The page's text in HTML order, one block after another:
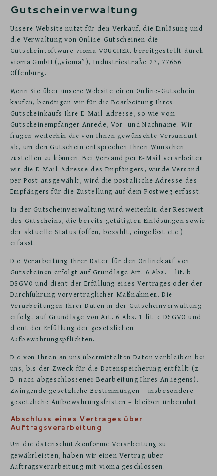
Gutscheinverwaltung
Unsere Website nutzt für den Verkauf, die Einlösung und
die Verwaltung von Online-Gutscheinen die
Gutscheinsoftware vioma VOUCHER, bereitgestellt durch
vioma GmbH („vioma”), Industriestraße 27, 77656
Offenburg.
Wenn Sie über unsere Website einen Online-Gutschein
kaufen, benötigen wir für die Bearbeitung Ihres
Gutscheinkaufs Ihre E-Mail-Adresse, so wie vom
Gutscheinempfänger Anrede, Vor- und Nachname. Wir
fragen weiterhin die von Ihnen gewünschte Versandart
ab, um den Gutschein entsprechen Ihren Wünschen
zustellen zu können. Bei Versand per E-Mail verarbeiten
wir die E-Mail-Adresse des Empfängers, wurde Versand
per Post ausgewählt, wird die postalische Adresse des
Empfängers für die Zustellung auf dem Postweg erfasst.
In der Gutscheinverwaltung wird weiterhin der Restwert
des Gutscheins, die bereits getätigten Einlösungen sowie
der aktuelle Status (offen, bezahlt, eingelöst etc.)
erfasst.
Die Verarbeitung Ihrer Daten für den Onlinekauf von
Gutscheinen erfolgt auf Grundlage Art. 6 Abs. 1 lit. b
DSGVO und dient der Erfüllung eines Vertrages oder der
Durchführung vorvertraglicher Maßnahmen. Die
Verarbeitungen Ihrer Daten in der Gutscheinverwaltung
erfolgt auf Grundlage von Art. 6 Abs. 1 lit. c DSGVO und
dient der Erfüllung der gesetzlichen
Aufbewahrungspflichten.
Die von Ihnen an uns übermittelten Daten verbleiben bei
uns, bis der Zweck für die Datenspeicherung entfällt (z.
B. nach abgeschlossener Bearbeitung Ihres Anliegens).
Zwingende gesetzliche Bestimmungen – insbesondere
gesetzliche Aufbewahrungsfristen – bleiben unberührt.
Abschluss eines Vertrages über
Auftragsverarbeitung
Um die datenschutzkonforme Verarbeitung zu
gewährleisten, haben wir einen Vertrag über
Auftragsverarbeitung mit vioma geschlossen.